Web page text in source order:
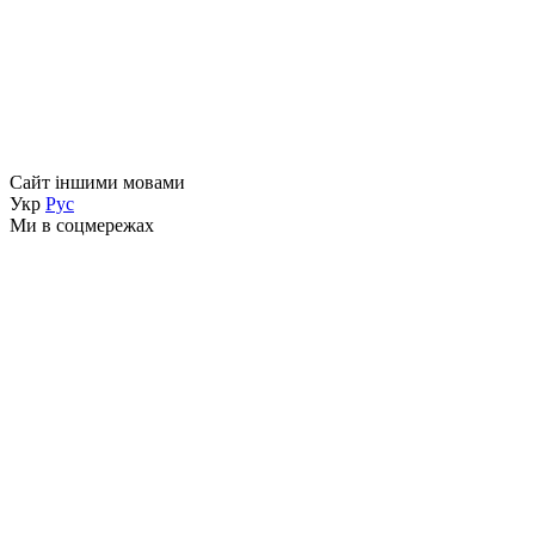
Сайт іншими мовами
Укр Рус
Ми в соцмережах